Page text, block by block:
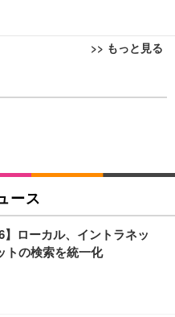
>> もっと見る
スト コンパクト 約105度ロッ
度回転 座面昇降 強化ナイロ
チェア／デスクチェア メッシ
れない ブラック
ア デスクチェア 疲れない テレ
ックレスト 30度ロッキング機
4K UHD・USB Type-C・ホワ
レミアムモニター | FlexScan
4K UHD・USB Type-C・ホワ
ングモニター DualSense 充電
）
ワイト 300枚
ットシーツ 厚型 ワイド 42枚
吸収面:ライトブルー)
・オムツ L 中型犬用 26枚入
ース
】ローカル、イントラネッ
トの検索を統一化